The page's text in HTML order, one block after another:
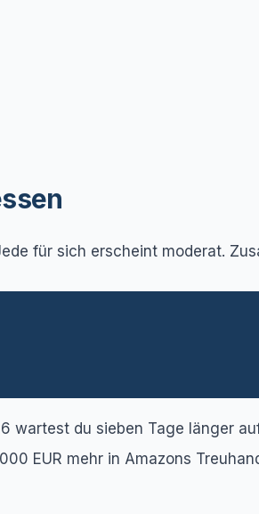
für sich erscheint moderat.
wartest du sieben Tage länger
EUR mehr in Amazons